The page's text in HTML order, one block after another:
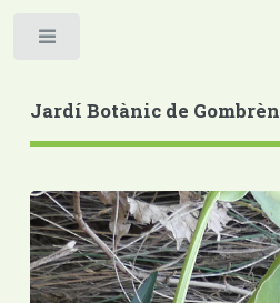
Jardí Botànic de Gombrèn